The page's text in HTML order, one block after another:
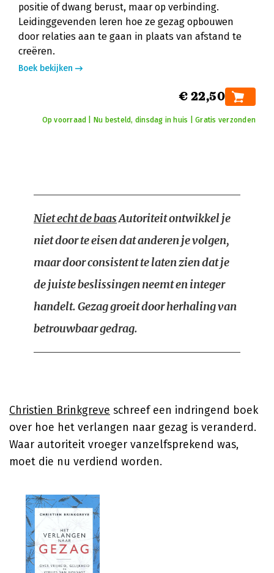
positie of dwang berust, maar op verbinding.
Leidinggevenden leren hoe ze gezag opbouwen
door relaties aan te gaan in plaats van afstand te
creëren.
Boek bekijken
€ 22,50
Op voorraad | Nu besteld, dinsdag in huis | Gratis verzonden
Niet echt de baasAutoriteit ontwikkel je
niet door te eisen dat anderen je volgen,
maar door consistent te laten zien dat je
de juiste beslissingen neemt en integer
handelt. Gezag groeit door herhaling van
betrouwbaar gedrag.
Christien Brinkgreve schreef een indringend boek
over hoe het verlangen naar gezag is veranderd.
Waar autoriteit vroeger vanzelfsprekend was,
moet die nu verdiend worden.